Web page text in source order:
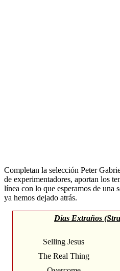
Completan la selección Peter
de experimentadores, aportan los
línea con lo que esperamos de una
ya hemos dejado atrás.
Días Extraños
Selling Jesus
The Real Thing